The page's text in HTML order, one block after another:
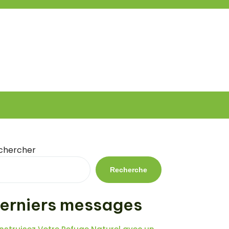
Recherche
messages